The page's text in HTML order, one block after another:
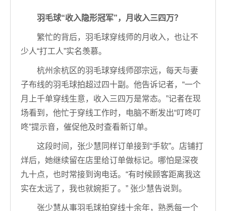
羽毛球“收入隐形冠军”，月收入三四万？
繁忙的背后，羽毛球穿线师的月收入，也让不
少人“打工人”实名羡慕。
杭州余杭区的羽毛球穿线师邵宗远，每天与妻
子布线的羽毛球拍超过四十副。他告诉记者，“一个
月上千单穿线生意，收入三四万是常态。”记者在现
场看到，他忙于穿线工作时，电脑不断发出“叮咚叮
咚”提示音，催促他及时查看新订单。
这段时间，张少慧同样订单接到“手软”。店铺打
烊后，她继续留在店里给订单做标记。哪怕是深夜
九十点，也时常接到询电话。“有时候顾客距离我这
实在太远了，我也就婉拒了。” 张少慧告说到。
张少慧从事羽毛球拍穿线十余年，熟悉每一个